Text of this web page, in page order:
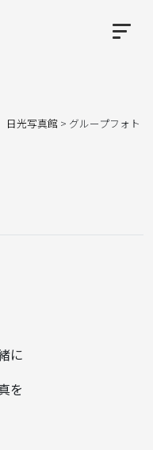
日光写真館 > グループフォト
に
を